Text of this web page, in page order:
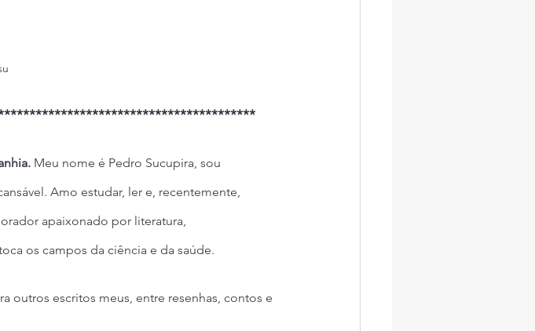
Meu nome é Pedro Sucupira, sou
Amo estudar, ler e, recentemente,
apaixonado por literatura,
os campos da ciência e da saúde.
outros escritos meus, entre resenhas, contos e